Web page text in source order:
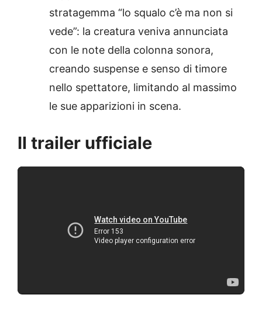
stratagemma “lo squalo c’è ma non si
vede”: la creatura veniva annunciata
con le note della colonna sonora,
creando suspense e senso di timore
nello spettatore, limitando al massimo
le sue apparizioni in scena.
Il trailer ufficiale